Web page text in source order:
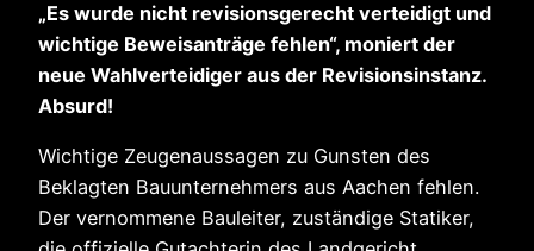
„Es wurde nicht revisionsgerecht verteidigt und
wichtige Beweisanträge fehlen“, moniert der
neue Wahlverteidiger aus der Revisionsinstanz.
Absurd!
Wichtige Zeugenaussagen zu Gunsten des
Beklagten Bauunternehmers aus Aachen fehlen.
Der vernommene Bauleiter, zuständige Statiker,